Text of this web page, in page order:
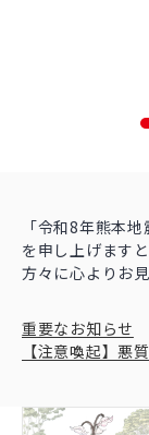
「令和8年熊本
を申し上げます
方々に心よりお
重要なお知らせ
【注意喚起】悪